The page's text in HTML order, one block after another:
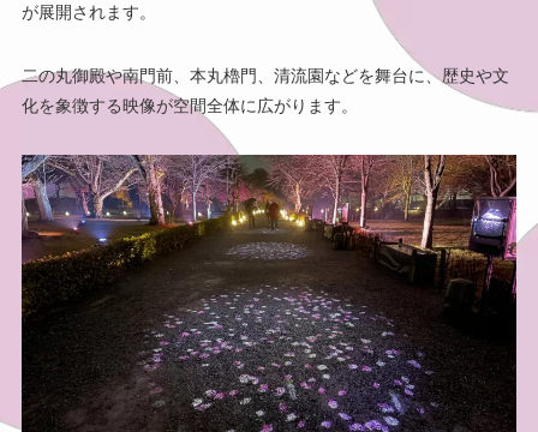
が展開されます。
二の丸御殿や南門前、本丸櫓門、清流園などを舞台に、歴史や文
化を象徴する映像が空間全体に広がります。